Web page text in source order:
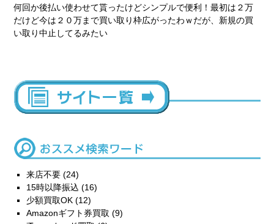
何回か後払い使わせて貰ったけどシンプルで便利！最初は２万
だけど今は２０万まで買い取り枠広がったわｗだが、新規の買
い取り中止してるみたい
来店不要 (24)
15時以降振込 (16)
少額買取OK (12)
Amazonギフト券買取 (9)